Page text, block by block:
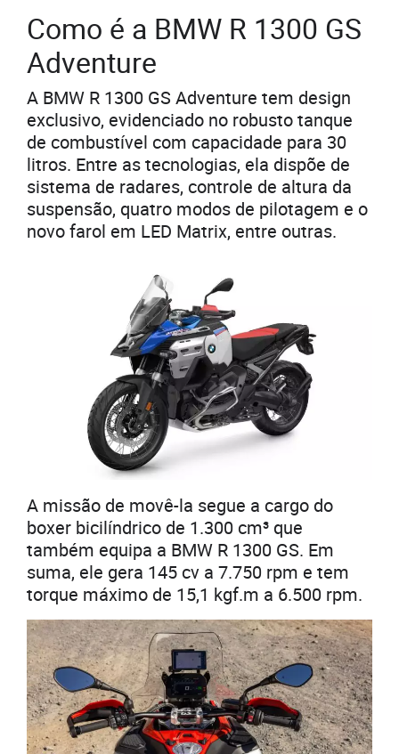
Como é a BMW R 1300 GS
Adventure
A BMW R 1300 GS Adventure tem design
exclusivo, evidenciado no robusto tanque
de combustível com capacidade para 30
litros. Entre as tecnologias, ela dispõe de
sistema de radares, controle de altura da
suspensão, quatro modos de pilotagem e o
novo farol em LED Matrix, entre outras.
A missão de movê-la segue a cargo do
boxer bicilíndrico de 1.300 cm³ que
também equipa a BMW R 1300 GS. Em
suma, ele gera 145 cv a 7.750 rpm e tem
torque máximo de 15,1 kgf.m a 6.500 rpm.